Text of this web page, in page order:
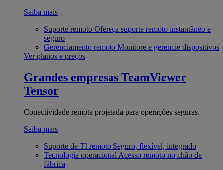
Saiba mais
Suporte remoto Ofereça suporte remoto instantâneo e
seguro
Gerenciamento remoto Monitore e gerencie dispositivos
Ver planos e preços
Grandes empresas TeamViewer
Tensor
Conectividade remota projetada para operações seguras.
Saiba mais
Suporte de TI remoto Seguro, flexível, integrado
Tecnologia operacional Acesso remoto no chão de
fábrica